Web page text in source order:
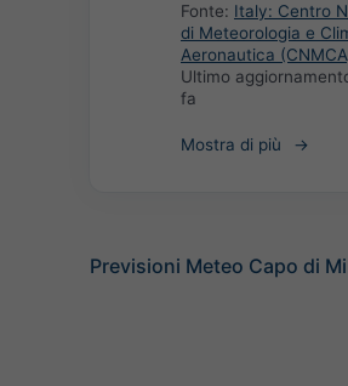
Fonte: Italy: Centro
di Meteorologia e
Aeronautica
Ultimo
fa
Mostra di più
Previsioni Meteo Capo di